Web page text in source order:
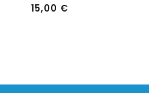
15,00 €Prix